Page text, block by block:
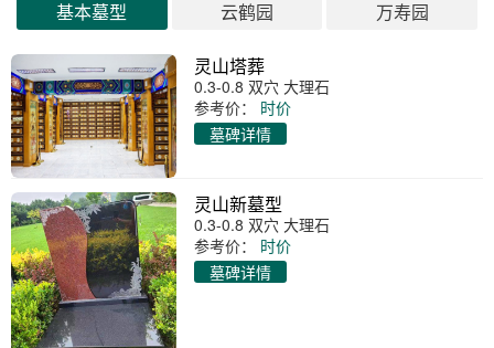
基本墓型 云鹤园 万寿园
灵山塔葬
0.3-0.8 双穴 大理石
参考价：
时价
墓碑详情
灵山新墓型
0.3-0.8 双穴 大理石
参考价：
时价
墓碑详情